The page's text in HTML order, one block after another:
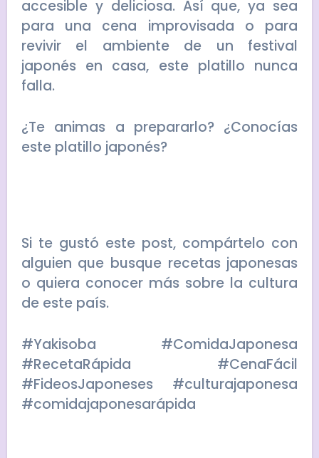
accesible y deliciosa. Así que, ya sea
para una cena improvisada o para
revivir el ambiente de un festival
japonés en casa, este platillo nunca
falla.
¿Te animas a prepararlo? ¿Conocías
este platillo japonés?
Si te gustó este post, compártelo con
alguien que busque recetas japonesas
o quiera conocer más sobre la cultura
de este país.
#Yakisoba #ComidaJaponesa
#RecetaRápida #CenaFácil
#FideosJaponeses #culturajaponesa
#comidajaponesarápida